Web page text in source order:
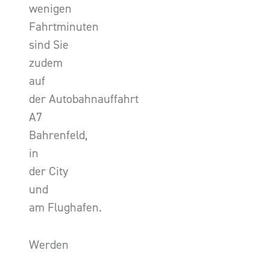
wenigen
Fahrtminuten
sind Sie
zudem
auf
der Autobahnauffahrt
A7
Bahrenfeld,
in
der City
und
am Flughafen.
Werden